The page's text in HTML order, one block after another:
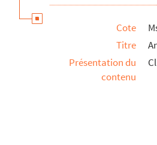
Ms_1154_4_30. Congrès des libraires du
Ms_1154_4_32. VIIe Congrès
Ms_1154_4_33. Haut-comité de la langue
Cote
Titre
Présentation du
contenu